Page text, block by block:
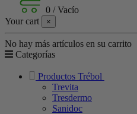
0 /Vacío
Your cart
×
No hay más artículos en su carrito
Categorías
Productos Trébol
Trevita
Tresdermo
Sanidoc